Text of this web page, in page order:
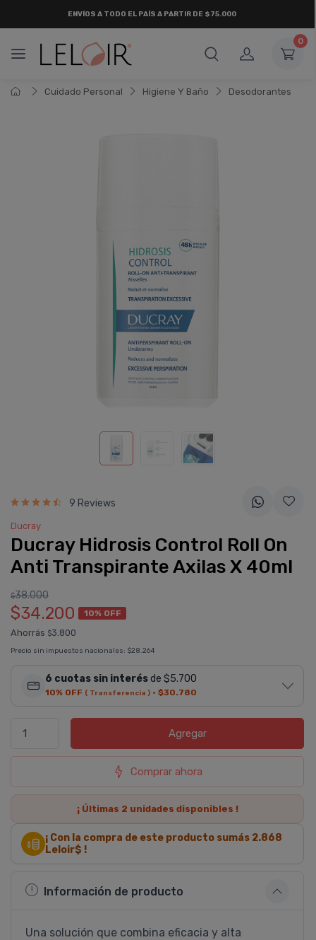
0
Cuidado Personal Higiene Y Baño Desodorantes
9 Reviews
Ducray
Ducray Hidrosis Control Roll On
Anti Transpirante Axilas X 40ml
$38.000
$34.200 10% OFF
Ahorrás $3.800
Precio sin impuestos nacionales: $28.264
6 cuotas sin interésde $5.700
10% OFF ( Transferencia ) · $30.780
Agregar
Comprar ahora
¡ Últimas 2 unidades disponibles !
¡ Con la compra de este producto sumás 2.868
Leloir$ !
Información de producto
Una solución que combina eficacia y alta